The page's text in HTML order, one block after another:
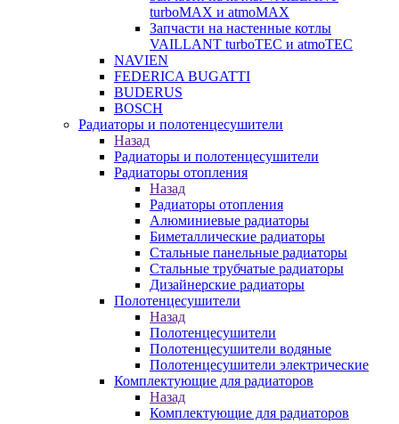
turboMAX и atmoMAX
Запчасти на настенные котлы
VAILLANT turboTEC и atmoTEC
NAVIEN
FEDERICA BUGATTI
BUDERUS
BOSCH
Радиаторы и полотенцесушители
Назад
Радиаторы и полотенцесушители
Радиаторы отопления
Назад
Радиаторы отопления
Алюминиевые радиаторы
Биметаллические радиаторы
Стальные панельные радиаторы
Стальные трубчатые радиаторы
Дизайнерские радиаторы
Полотенцесушители
Назад
Полотенцесушители
Полотенцесушители водяные
Полотенцесушители электрические
Комплектующие для радиаторов
Назад
Комплектующие для радиаторов